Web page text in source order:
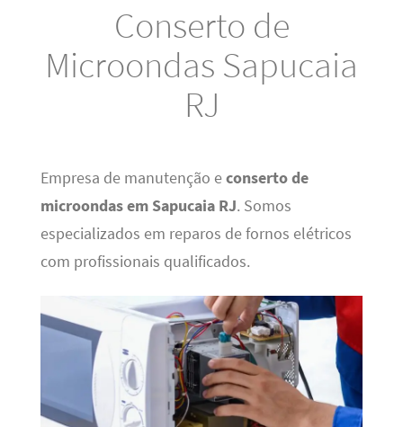
Conserto de
Microondas Sapucaia
RJ
Empresa de manutenção econserto de
microondas em Sapucaia RJ. Somos
especializados em reparos de fornos elétricos
com profissionais qualificados.